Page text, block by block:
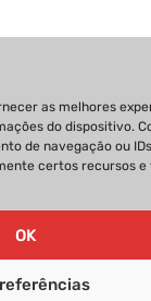
as melhores
do dispositivo.
de navegação ou
certos recursos e
OK